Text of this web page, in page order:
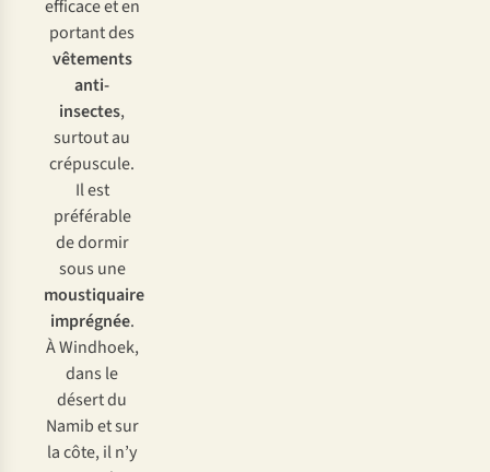
efficace et en
portant des
vêtements
anti-
insectes,
surtout au
crépuscule.
Il est
préférable
de dormir
sous une
moustiquaire
imprégnée.
À Windhoek,
dans le
désert du
Namib et sur
la côte, il n’y